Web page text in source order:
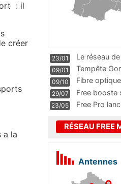
: il
créer
a la
23/01
Le réseau
m
09/01
Tempête
09/10
Fibre
pass
29/07
Free booste
23/05 Free Pro
RÉSEAU FREE
Antennes